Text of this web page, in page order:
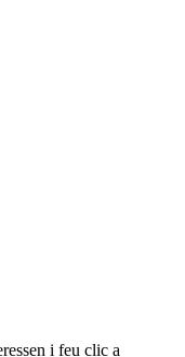
i feu clic a